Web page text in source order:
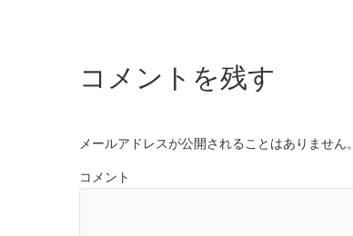
コメントを残す
メールアドレスが公開されることはありません。
コメント